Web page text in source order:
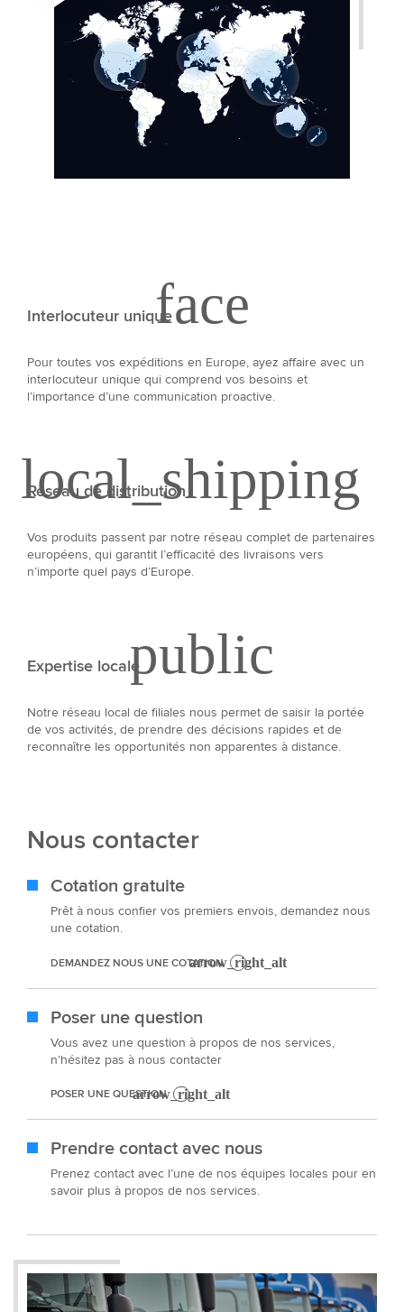
Interlocuteur unique
Pour toutes vos expéditions en Europe, ayez affaire avec un
interlocuteur unique qui comprend vos besoins et
l’importance d’une communication proactive.
Réseau de distribution
Vos produits passent par notre réseau complet de partenaires
européens, qui garantit l’efficacité des livraisons vers
n’importe quel pays d’Europe.
Expertise locale
Notre réseau local de filiales nous permet de saisir la portée
de vos activités, de prendre des décisions rapides et de
reconnaître les opportunités non apparentes à distance.
Nous contacter
Cotation gratuite
Prêt à nous confier vos premiers envois, demandez nous
une cotation.
DEMANDEZ NOUS UNE COTATION
Poser une question
Vous avez une question à propos de nos services,
n’hésitez pas à nous contacter
POSER UNE QUESTION
Prendre contact avec nous
Prenez contact avec l’une de nos équipes locales pour en
savoir plus à propos de nos services.